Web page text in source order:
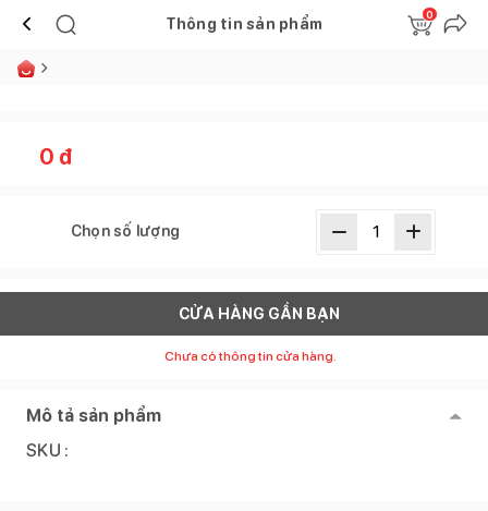
Thông tin sản phẩm
0
0 đ
Chọn số lượng
CỬA HÀNG GẦN BẠN
Chưa có thông tin cửa hàng.
Mô tả sản phẩm
SKU :